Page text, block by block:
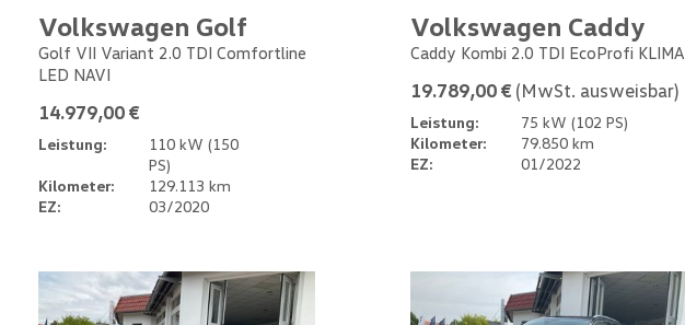
Volkswagen Golf
Golf VII Variant 2.0 TDI Comfortline
LED NAVI
14.979,00 €
Leistung:
110 kW (150
PS)
Kilometer:
129.113 km
EZ:
03/2020
Volkswagen Caddy
Caddy Kombi 2.0 TDI EcoProfi KLIMA
19.789,00 € (MwSt. ausweisbar)
Leistung:
75 kW (102 PS)
Kilometer:
79.850 km
EZ:
01/2022